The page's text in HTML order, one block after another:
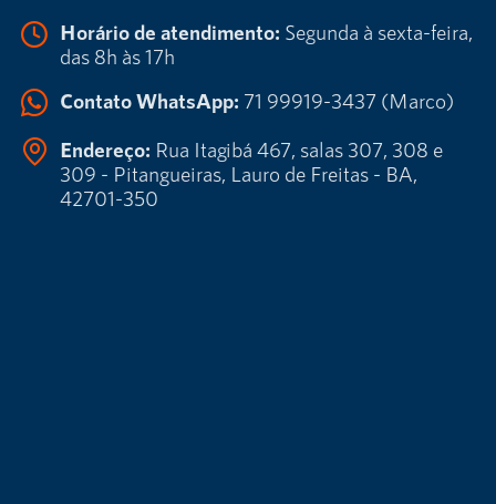
Horário de atendimento: Segunda à sexta-feira,
das 8h às 17h
Contato WhatsApp: 71 99919-3437 (Marco)
Endereço: Rua Itagibá 467, salas 307, 308 e
309 - Pitangueiras, Lauro de Freitas - BA,
42701-350